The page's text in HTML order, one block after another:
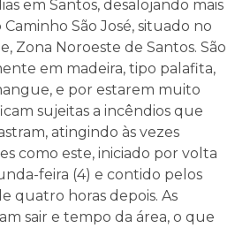
em Santos, desalojando mais
São José, situado no
Zona Noroeste de Santos. São
em madeira, tipo palafita,
e por estarem muito
sujeitas a incêndios que
atingindo às vezes
como este, iniciado por volta
feira (4) e contido pelos
quatro horas depois. As
sair e tempo da área, o que